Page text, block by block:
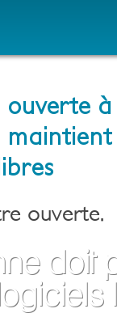
ouverte.
doit